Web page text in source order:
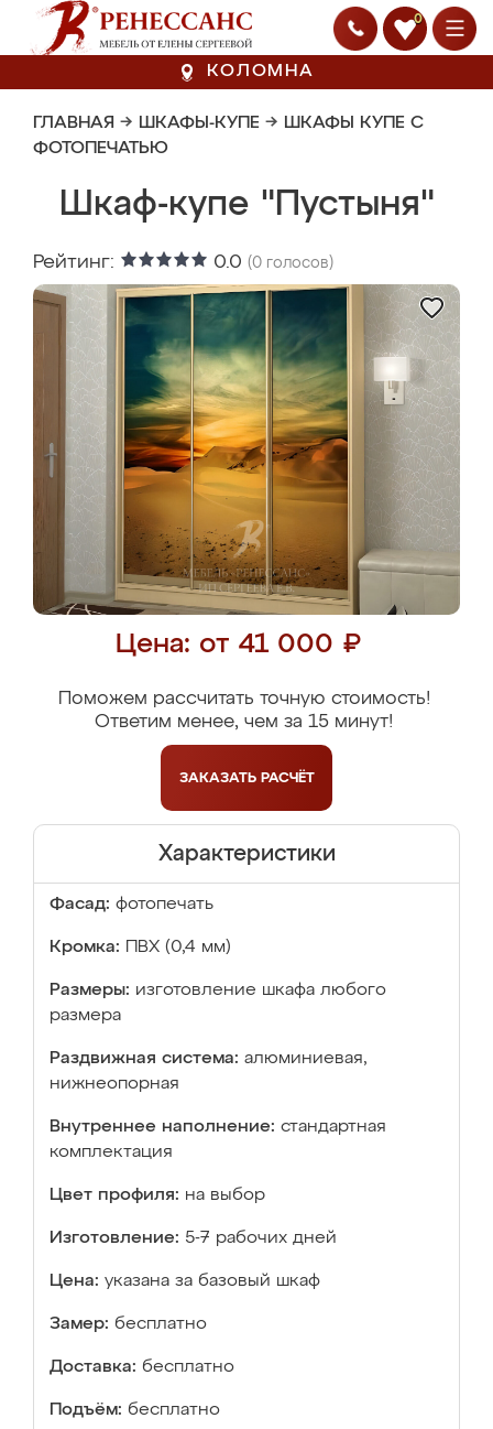
0
КОЛОМНА
ГЛАВНАЯ → ШКАФЫ-КУПЕ → ШКАФЫ КУПЕ С
ФОТОПЕЧАТЬЮ
Шкаф-купе "Пустыня"
Рейтинг: 0.0 (0 голосов)
Цена: от 41 000 ₽
Поможем рассчитать точную стоимость!
Ответим менее, чем за 15 минут!
ЗАКАЗАТЬ РАСЧЁТ
Характеристики
Фасад: фотопечать
Кромка: ПВХ (0,4 мм)
Размеры: изготовление шкафа любого
размера
Раздвижная система: алюминиевая,
нижнеопорная
Внутреннее наполнение: стандартная
комплектация
Цвет профиля: на выбор
Изготовление: 5-7 рабочих дней
Цена: указана за базовый шкаф
Замер: бесплатно
Доставка: бесплатно
Подъём: бесплатно